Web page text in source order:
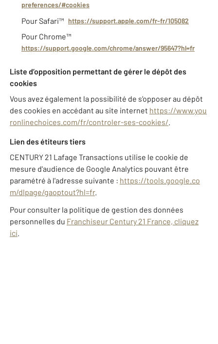
preferences/#cookies
Pour Safari™ https://support.apple.com/fr-fr/105082
Pour Chrome™
https://support.google.com/chrome/answer/95647?hl=fr
Liste d’opposition permettant de gérer le dépôt des
cookies
Vous avez également la possibilité de s’opposer au dépôt
des cookies en accédant au site internet https://www.you
ronlinechoices.com/fr/controler-ses-cookies/.
Lien des étiteurs tiers
CENTURY 21 Lafage Transactions utilise le cookie de
mesure d'audience de Google Analytics pouvant être
paramétré à l'adresse suivante : https://tools.google.co
m/dlpage/gaoptout?hl=fr.
Pour consulter la politique de gestion des données
personnelles du Franchiseur Century 21 France, cliquez
ici.